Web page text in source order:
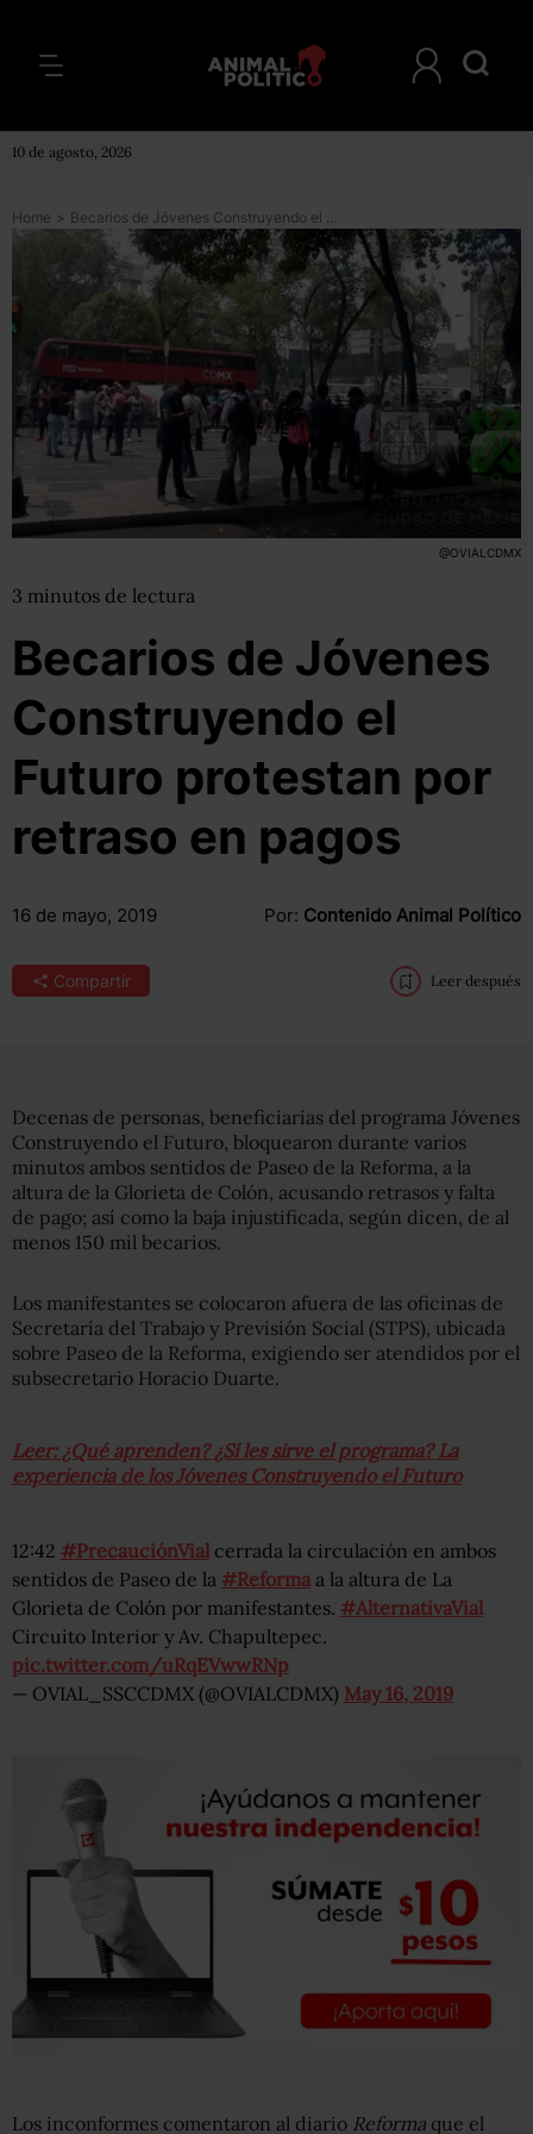
10 de agosto, 2026
Home > Becarios de Jóvenes Construyendo el Futuro protestan por retraso en pagos
@OVIALCDMX
3 minutos de lectura
Becarios de Jóvenes
Construyendo el
Futuro protestan por
retraso en pagos
16 de mayo, 2019 Por: Contenido Animal Político
Compartir Leer después
Decenas de personas, beneficiarias del programa Jóvenes
Construyendo el Futuro, bloquearon durante varios
minutos ambos sentidos de Paseo de la Reforma, a la
altura de la Glorieta de Colón, acusando retrasos y falta
de pago; así como la baja injustificada, según dicen, de al
menos 150 mil becarios.
Los manifestantes se colocaron afuera de las oficinas de
Secretaría del Trabajo y Previsión Social (STPS), ubicada
sobre Paseo de la Reforma, exigiendo ser atendidos por el
subsecretario Horacio Duarte.
Leer: ¿Qué aprenden? ¿Sí les sirve el programa? La
experiencia de los Jóvenes Construyendo el Futuro
12:42 #PrecauciónVial cerrada la circulación en ambos
sentidos de Paseo de la #Reformaa la altura de La
Glorieta de Colón por manifestantes. #AlternativaVial
Circuito Interior y Av. Chapultepec.
pic.twitter.com/uRqEVwwRNp
— OVIAL_SSCCDMX (@OVIALCDMX) May 16, 2019
Los inconformes comentaron al diario Reforma que el